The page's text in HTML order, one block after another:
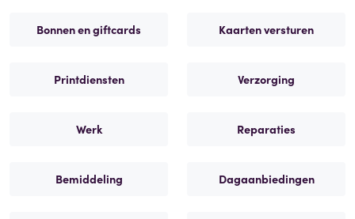
Bonnen en giftcards Kaarten versturen
Printdiensten Verzorging
Werk Reparaties
Bemiddeling Dagaanbiedingen